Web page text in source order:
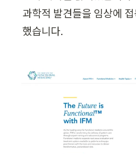
과학적 발견들을 임상에
했습니다.